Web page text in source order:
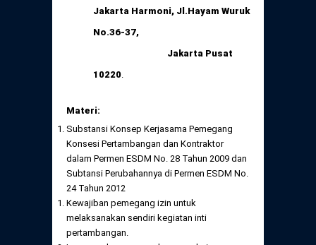
Jakarta Harmoni, Jl.Hayam Wuruk
No.36-37,
Jakarta Pusat
10220.
Materi:
Substansi Konsep Kerjasama Pemegang
Konsesi Pertambangan dan Kontraktor
dalam Permen ESDM No. 28 Tahun 2009 dan
Subtansi Perubahannya di Permen ESDM No.
24 Tahun 2012
Kewajiban pemegang izin untuk
melaksanakan sendiri kegiatan inti
pertambangan.